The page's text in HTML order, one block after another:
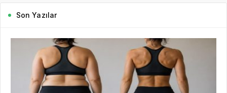
Son Yazılar